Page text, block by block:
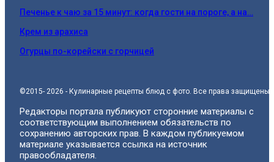
Печенье к чаю за 15 минут: когда гости на пороге, а на…
Крем из арахиса
Огурцы по-корейски с горчицей
©2015- 2026 - Кулинарные рецепты блюд с фото. Все права защищены.
Редакторы портала публикуют сторонние материалы с
соответствующим выполнением обязательств по
сохранению авторских прав. В каждом публикуемом
материале указывается ссылка на источник
правообладателя.